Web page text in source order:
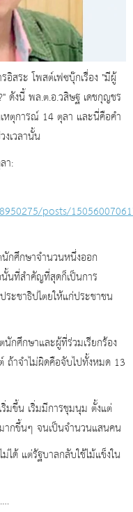
สระ โพสต์เฟซบุ๊กเรื่อง "มีผู้
ดังนี้ พล.ต.อ.วสิษฐ เดชกุญชร
หตุการณ์ 14 ตุลา และนี่คือคำ
งเวลานั้น
า:
posts/
กศึกษาจำนวนหนึ่งออก
นที่สำคัญที่สุดก็เป็นการ
ะชาธิปไตยให้แก่ประชาชน
กศึกษาและผู้ที่ร่วมเรียกร้อง
ถ้าจำไม่ผิดคือจับไปทั้งหมด 13
มขึ้น เริ่มมีการชุมนุม ตั้งแต่
กขึ้นๆ จนเป็นจำนวนแสนคน
ได้ แต่รัฐบาลกลับใช้ไม้แข็งใน